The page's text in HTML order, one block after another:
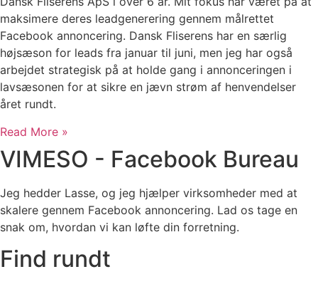
maksimere deres leadgenerering gennem målrettet
Facebook annoncering. Dansk Fliserens har en særlig
højsæson for leads fra januar til juni, men jeg har også
arbejdet strategisk på at holde gang i annonceringen i
lavsæsonen for at sikre en jævn strøm af henvendelser
året rundt.
Read More »
VIMESO - Facebook Bureau
Jeg hedder Lasse, og jeg hjælper virksomheder med at
skalere gennem Facebook annoncering. Lad os tage en
snak om, hvordan vi kan løfte din forretning.
Find rundt